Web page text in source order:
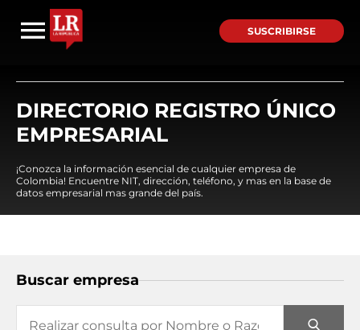
SUSCRIBIRSE
DIRECTORIO REGISTRO ÚNICO
EMPRESARIAL
¡Conozca la información esencial de cualquier empresa de
Colombia! Encuentre NIT, dirección, teléfono, y mas en la base de
datos empresarial mas grande del país.
Buscar empresa